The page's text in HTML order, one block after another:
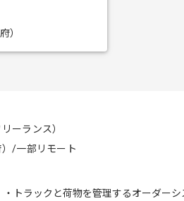
）
ーランス）
/一部リモート
・トラックと荷物を管理するオーダー